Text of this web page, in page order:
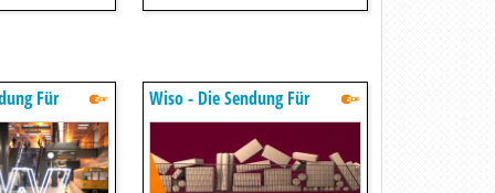
Für
Im Zdf
Wiso - Die Sendung Für
Service Und Wirtschaft Im Zdf